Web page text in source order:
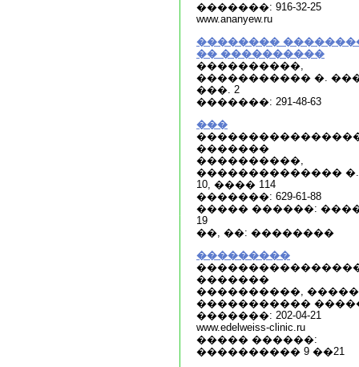
�������: 916-32-25
www.ananyew.ru
��������
�� ����������
����������,
����������� �.
���. 2
�������: 291-48-63
���
�������
����������,
�������������� �.
10, ���� 114
�������: 629-61-88
����� ������:
19
��, ��: ��������
���������
�������
����������,
�����������
�������: 202-04-21
www.edelweiss-clinic.ru
����� ������:
���������� 9 ��21